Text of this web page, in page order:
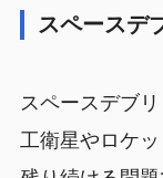
スペースデ
スペースデブ
工衛星やロケ